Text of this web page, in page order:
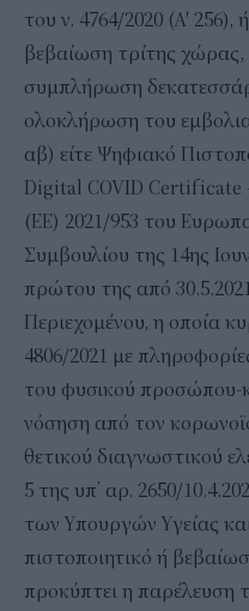
του ν. 4764/2020 (Α' 256),
βεβαίωση τρίτης
συμπλήρωση
ολοκλήρωση του
αβ) είτε Ψηφιακό
Digital COVID Certificate
(ΕΕ) 2021/953 του
Συμβουλίου της 14ης
πρώτου της από
Περιεχομένου, η οποία
4806/2021 με
του φυσικού
νόσηση από τον
θετικού διαγνωστικού
5 της υπ’ αρ. 2650/
των Υπουργών Υγείας
πιστοποιητικό ή
προκύπτει η παρέλευση